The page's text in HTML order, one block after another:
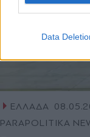
Data
ΕΛΛΑΔΑ
PARAPOLITIKA